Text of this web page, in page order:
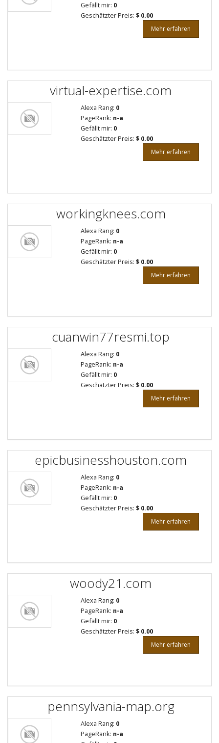
Gefällt mir: 0
Geschätzter Preis: $ 0.00
Mehr erfahren
virtual-expertise.com
Alexa Rang: 0
PageRank: n-a
Gefällt mir: 0
Geschätzter Preis: $ 0.00
Mehr erfahren
workingknees.com
Alexa Rang: 0
PageRank: n-a
Gefällt mir: 0
Geschätzter Preis: $ 0.00
Mehr erfahren
cuanwin77resmi.top
Alexa Rang: 0
PageRank: n-a
Gefällt mir: 0
Geschätzter Preis: $ 0.00
Mehr erfahren
epicbusinesshouston.com
Alexa Rang: 0
PageRank: n-a
Gefällt mir: 0
Geschätzter Preis: $ 0.00
Mehr erfahren
woody21.com
Alexa Rang: 0
PageRank: n-a
Gefällt mir: 0
Geschätzter Preis: $ 0.00
Mehr erfahren
pennsylvania-map.org
Alexa Rang: 0
PageRank: n-a